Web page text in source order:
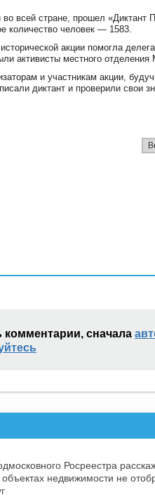
всей стране, прошел «Диктант
количество человек — 1583.
акции помогла
активисты местного
и участникам акции,
диктант и проверили свои
комментарии, сначала
Росреестра
недвижимости не